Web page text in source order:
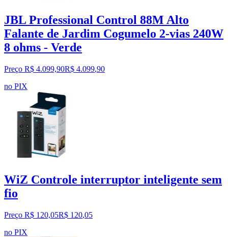
JBL Professional Control 88M Alto
Falante de Jardim Cogumelo 2-vias 240W
8 ohms - Verde
Preço R$ 4.099,90R$ 4.099,90
no PIX
WiZ Controle interruptor inteligente sem
fio
Preço R$ 120,05R$ 120,05
no PIX